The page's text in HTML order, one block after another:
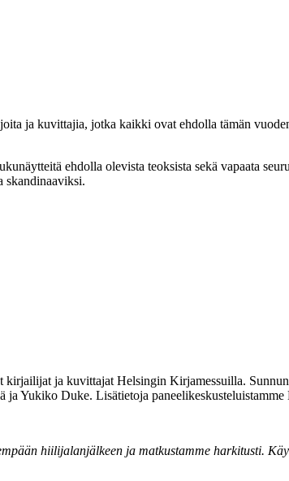
ja kuvittajia, jotka kaikki ovat ehdolla tämän
ehdolla olevista teoksista sekä vapaata
skandinaaviksi.
ja kuvittajat Helsingin Kirjamessuilla.
Yukiko Duke. Lisätietoja
hiilijalanjälkeen ja matkustamme harkitusti.